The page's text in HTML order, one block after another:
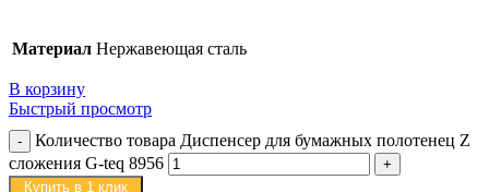
Материал Нержавеющая сталь
В корзину
Быстрый просмотр
Количество товара Диспенсер для бумажных полотенец Z
сложения G-teq 8956
Купить в 1 клик